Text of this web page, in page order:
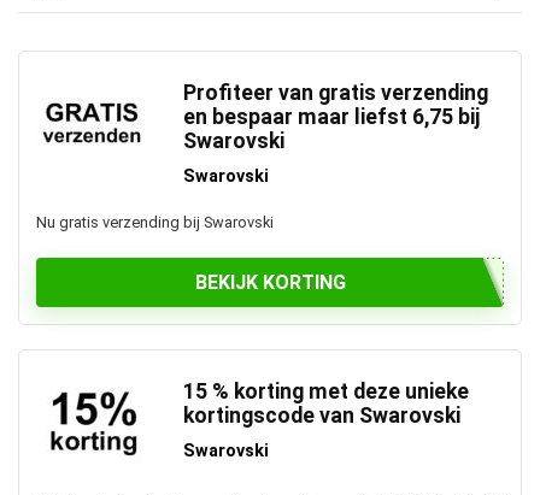
Profiteer van gratis verzending
en bespaar maar liefst 6,75 bij
Swarovski
Swarovski
Nu gratis verzending bij Swarovski
BEKIJK KORTING
15 % korting met deze unieke
kortingscode van Swarovski
Swarovski